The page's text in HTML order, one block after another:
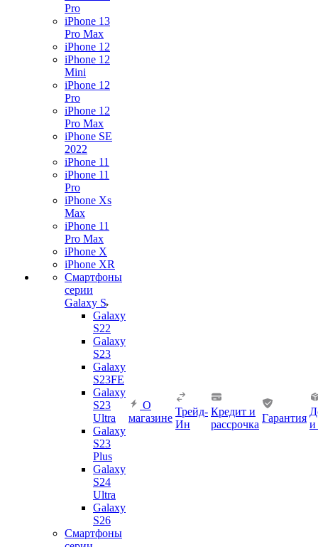
Pro
iPhone 13
Pro Max
iPhone 12
iPhone 12
Mini
iPhone 12
Pro
iPhone 12
Pro Max
iPhone SE
2022
iPhone 11
iPhone 11
Pro
iPhone Xs
Max
iPhone 11
Pro Max
iPhone X
iPhone XR
Смартфоны
серии
Galaxy S
Galaxy
S22
Galaxy
S23
Galaxy
S23FE
Galaxy
S23
Ultra
Galaxy
S23
Plus
Galaxy
S24
Ultra
Galaxy
S26
Смартфоны
О
магазине
Трейд-
Ин
Кредит и
рассрочка
Гарантия
и